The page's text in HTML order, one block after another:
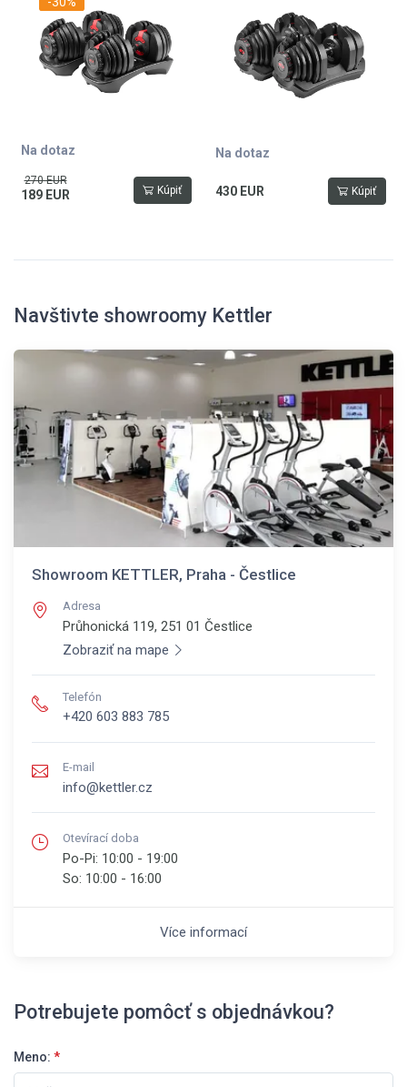
Na dotaz
270 EUR
189 EUR Kúpiť
Na dotaz
430 EUR Kúpiť
Navštivte showroomy Kettler
Showroom KETTLER, Praha - Čestlice
Adresa
Průhonická 119, 251 01 Čestlice
Zobraziť na mape
Telefón
+420 603 883 785
E-mail
info@kettler.cz
Otevírací doba
Po-Pi: 10:00 - 19:00
So: 10:00 - 16:00
Více informací
Potrebujete pomôcť s objednávkou?
Meno: *